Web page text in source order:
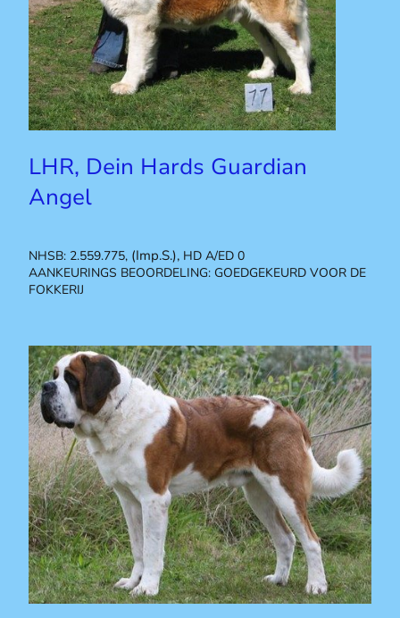
LHR, Dein Hards Guardian
Angel
NHSB: 2.559.775, (Imp.S.), HD A/ED 0
AANKEURINGS BEOORDELING: GOEDGEKEURD VOOR DE
FOKKERIJ